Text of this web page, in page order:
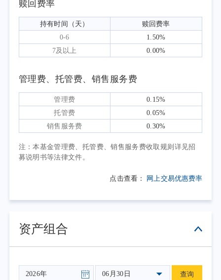
能偏弱，外部环境中的关税摩擦与地缘风险仍
是制约全球贸易与市场信心的重要变量。聚焦
生物科技行业，二季度政策端保持积极信号。
从研发创新、审评审批、市场准入、多元支
境持续改善。细胞与基因治疗等前沿赛道临床
试验活跃度维持高位，国产创新药国际化进程
稳步推进。医保谈判与商业健康险协同发展，
创新药多元支付格局加速形成，支付端预期持
续改善。但与此同时，行业也面临阶段性压
力，中美关税摩擦对板块海外订单预期形成扰
动，市场融资环境自低位反弹但仍然偏紧。本
报告期内，中证生物科技主题指数下跌5.47%。
对高质量健康生活的需求，仍将是驱动我国医
为科技创新的主要方向之一，其产业发展对科
技进步、经济增长、社会发展及国民健康具有
场规模保持稳定扩张，产业链协同效应不断增
赎回费率
持有时间（天）
赎回费率
0-6
1.50%
7及以上
0.00%
管理费、托管费、销售服务费
管理费
0.15%
托管费
0.05%
销售服务费
0.30%
注：本基金管理费、托管费、销售服务费收取规则详见招
募说明书等法律文件。
点击查看： 网上交易优惠费率
资产组合
06月30日 查询